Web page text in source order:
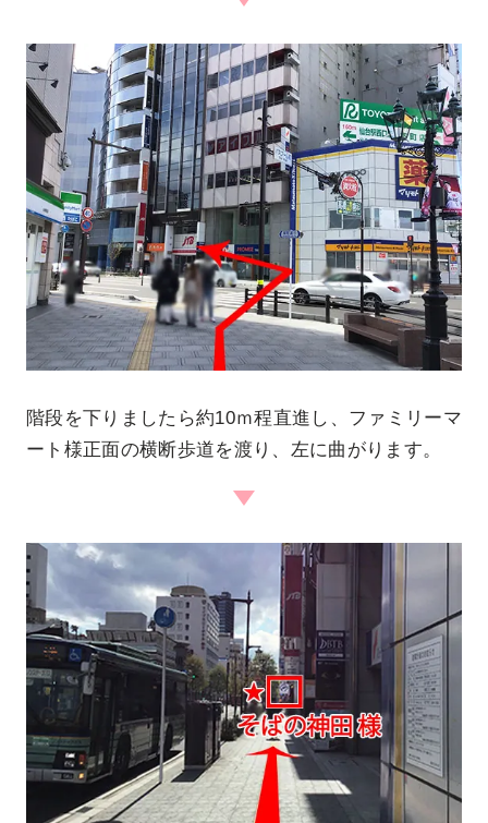
階段を下りましたら約10ｍ程直進し、ファミリーマ
ート様正面の横断歩道を渡り、左に曲がります。